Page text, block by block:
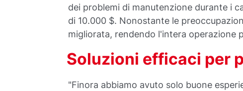
dei problemi di manutenzione durante i
di 10.000 $. Nonostante le
migliorata, rendendo l'intera operazione
Soluzioni efficaci per
"Finora abbiamo avuto solo buone